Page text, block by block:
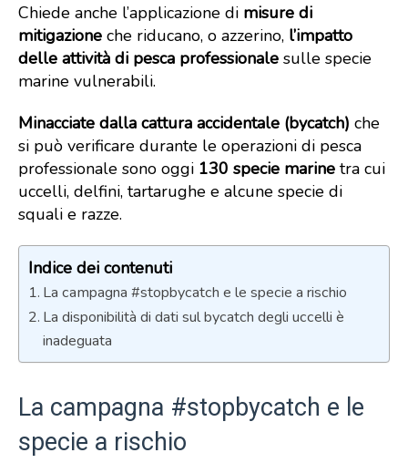
Chiede anche l’applicazione di misure di
mitigazione che riducano, o azzerino, l’impatto
delle attività di pesca professionale sulle specie
marine vulnerabili.
Minacciate dalla cattura accidentale (bycatch) che
si può verificare durante le operazioni di pesca
professionale sono oggi 130 specie marine tra cui
uccelli, delfini, tartarughe e alcune specie di
squali e razze.
Indice dei contenuti
La campagna #stopbycatch e le specie a rischio
La disponibilità di dati sul bycatch degli uccelli è
inadeguata
La campagna #stopbycatch e le
specie a rischio